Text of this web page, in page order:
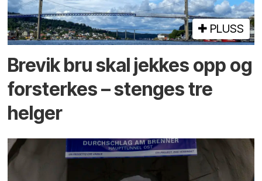
PLUSS
Brevik bru skal jekkes opp og
forsterkes – stenges tre
helger